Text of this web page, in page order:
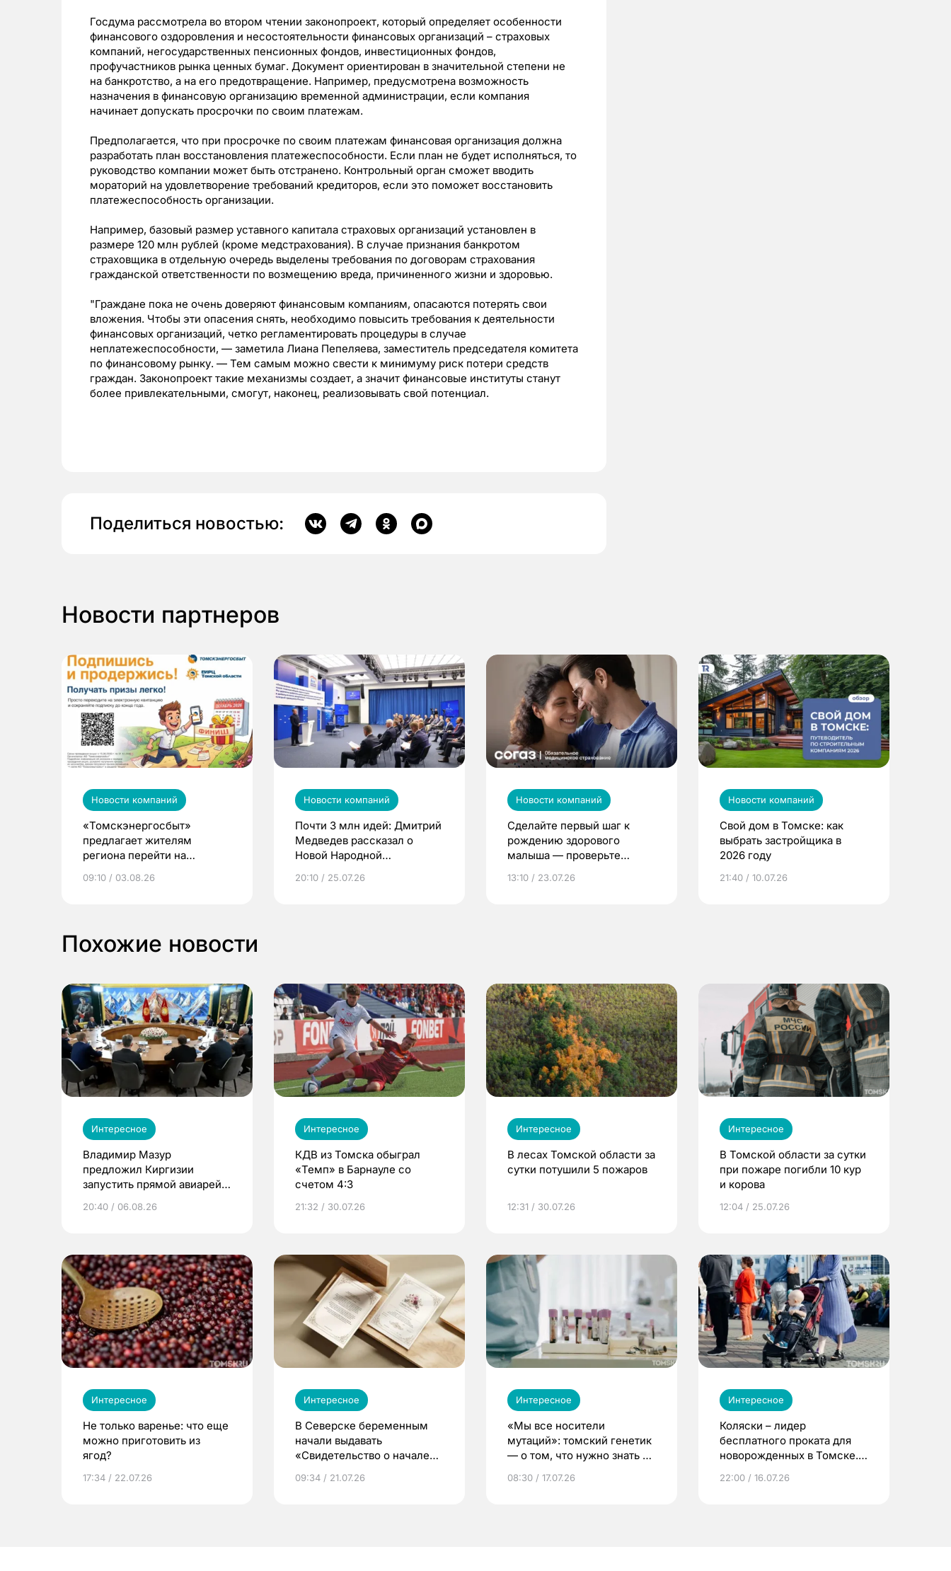
Госдума рассмотрела во втором чтении законопроект, который определяет особенности
финансового оздоровления и несостоятельности финансовых организаций – страховых
компаний, негосударственных пенсионных фондов, инвестиционных фондов,
профучастников рынка ценных бумаг. Документ ориентирован в значительной степени не
на банкротство, а на его предотвращение. Например, предусмотрена возможность
назначения в финансовую организацию временной администрации, если компания
начинает допускать просрочки по своим платежам.
Предполагается, что при просрочке по своим платежам финансовая организация должна
разработать план восстановления платежеспособности. Если план не будет исполняться, то
руководство компании может быть отстранено. Контрольный орган сможет вводить
мораторий на удовлетворение требований кредиторов, если это поможет восстановить
платежеспособность организации.
Например, базовый размер уставного капитала страховых организаций установлен в
размере 120 млн рублей (кроме медстрахования). В случае признания банкротом
страховщика в отдельную очередь выделены требования по договорам страхования
гражданской ответственности по возмещению вреда, причиненного жизни и здоровью.
"Граждане пока не очень доверяют финансовым компаниям, опасаются потерять свои
вложения. Чтобы эти опасения снять, необходимо повысить требования к деятельности
финансовых организаций, четко регламентировать процедуры в случае
неплатежеспособности, — заметила Лиана Пепеляева, заместитель председателя комитета
по финансовому рынку. — Тем самым можно свести к минимуму риск потери средств
граждан. Законопроект такие механизмы создает, а значит финансовые институты станут
более привлекательными, смогут, наконец, реализовывать свой потенциал.
Поделиться новостью:
Новости партнеров
Новости компаний
«Томскэнергосбыт»
предлагает жителям
региона перейти на
выиграть призы
09:10 / 03.08.26
Новости компаний
Почти 3 млн идей: Дмитрий
Медведев рассказал о
Новой Народной
20:10 / 25.07.26
Новости компаний
Сделайте первый шаг к
рождению здорового
малыша — проверьте
по ОМС!
13:10 / 23.07.26
Новости компаний
Свой дом в Томске: как
выбрать застройщика в
2026 году
21:40 / 10.07.26
Похожие новости
Интересное
Владимир Мазур
предложил Киргизии
запустить прямой авиарейс
20:40 / 06.08.26
Интересное
КДВ из Томска обыграл
«Темп» в Барнауле со
счетом 4:3
21:32 / 30.07.26
Интересное
В лесах Томской области за
сутки потушили 5 пожаров
12:31 / 30.07.26
Интересное
В Томской области за сутки
при пожаре погибли 10 кур
и корова
12:04 / 25.07.26
Интересное
Не только варенье: что еще
можно приготовить из
ягод?
17:34 / 22.07.26
Интересное
В Северске беременным
начали выдавать
«Свидетельство о начале
09:34 / 21.07.26
Интересное
«Мы все носители
мутаций»: томский генетик
— о том, что нужно знать до
08:30 / 17.07.26
Интересное
Коляски – лидер
бесплатного проката для
новорожденных в Томске.
22:00 / 16.07.26